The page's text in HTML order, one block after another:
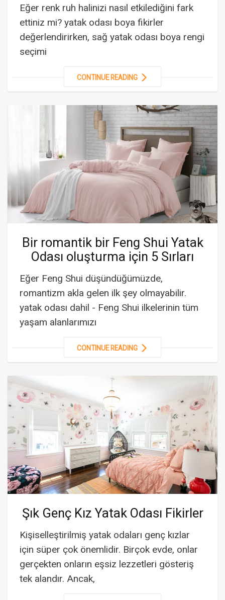
Eğer renk ruh halinizi nasıl etkilediğini fark
ettiniz mi? yatak odası boya fikirler
değerlendirirken, sağ yatak odası boya rengi
seçimi
CONTINUE READING
Bir romantik bir Feng Shui Yatak
Odası oluşturma için 5 Sırları
Eğer Feng Shui düşündüğümüzde,
romantizm akla gelen ilk şey olmayabilir.
yatak odası dahil - Feng Shui ilkelerinin tüm
yaşam alanlarımızı
CONTINUE READING
Şık Genç Kız Yatak Odası Fikirler
Kişiselleştirilmiş yatak odaları genç kızlar
için süper çok önemlidir. Birçok evde, onlar
gerçekten onların eşsiz lezzetleri gösteriş
tek alandır. Ancak,